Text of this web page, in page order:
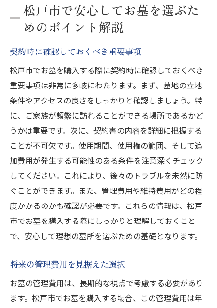
松戸市で安心してお墓を選ぶた
めのポイント解説
契約時に確認しておくべき重要事項
松戸市でお墓を購入する際に契約時に確認しておくべき
重要事項は非常に多岐にわたります。まず、墓地の立地
条件やアクセスの良さをしっかりと確認しましょう。特
に、ご家族が頻繁に訪れることができる場所であるかど
うかは重要です。次に、契約書の内容を詳細に把握する
ことが不可欠です。使用期間、使用権の範囲、そして追
加費用が発生する可能性のある条件を注意深くチェック
してください。これにより、後々のトラブルを未然に防
ぐことができます。また、管理費用や維持費用がどの程
度かかるのかも確認が必要です。これらの情報は、松戸
市でお墓を購入する際にしっかりと理解しておくこと
で、安心して理想の墓所を選ぶための基礎となります。
将来の管理費用を見据えた選択
お墓の管理費用は、長期的な視点で考慮する必要があり
ます。松戸市でお墓を購入する場合、この管理費用は年